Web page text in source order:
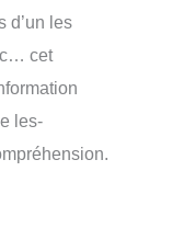
d’un les
cet
les-